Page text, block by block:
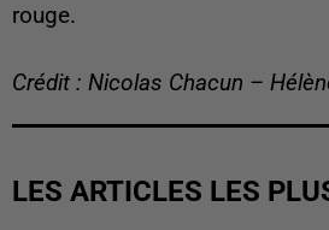
rouge.
Crédit : Nicolas Chacun –
LES ARTICLES LES